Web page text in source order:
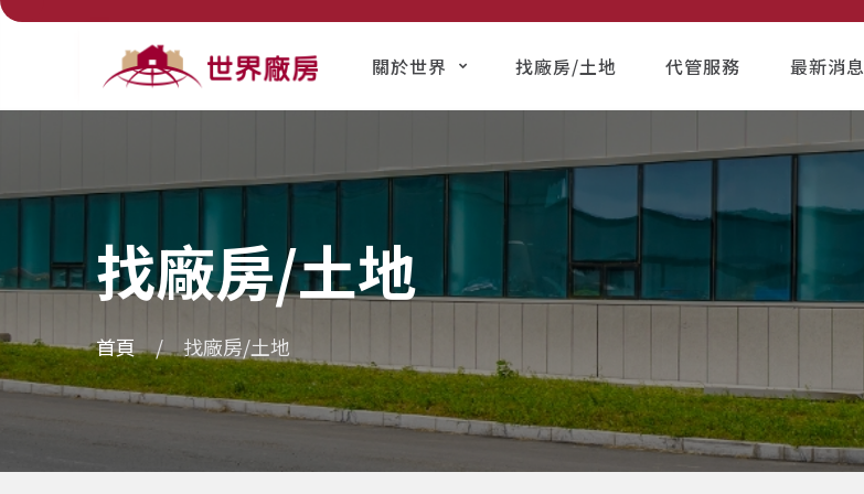
關於世界 找廠房/土地 代管服務 最新消息
找廠房/土地
首頁 找廠房/土地